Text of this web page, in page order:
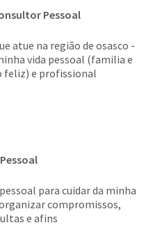
Pessoal
atue na região de osasco -
vida pessoal (familia e
feliz) e profissional
para cuidar da minha
compromissos,
e afins